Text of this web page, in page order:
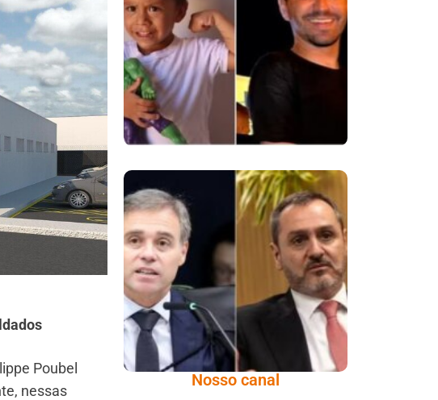
Poubel
nessas
Menino De 3 Anos E
Reacende Debate
Sobre Proteção À
Infância
Superintendentes Da
Polícia Federal
Manifestam Apoio
Ao Diretor-Geral Em
Meio A Tensão Com
O STF
Nosso canal